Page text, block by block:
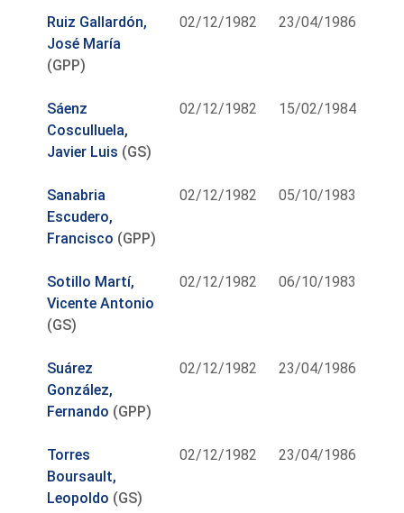
Ruiz Gallardón,
José María
(GPP)
02/12/1982 23/04/1986
Sáenz
Cosculluela,
Javier Luis (GS)
02/12/1982 15/02/1984
Sanabria
Escudero,
Francisco (GPP)
02/12/1982 05/10/1983
Sotillo Martí,
Vicente Antonio
(GS)
02/12/1982 06/10/1983
Suárez
González,
Fernando (GPP)
02/12/1982 23/04/1986
Torres
Boursault,
Leopoldo (GS)
02/12/1982 23/04/1986